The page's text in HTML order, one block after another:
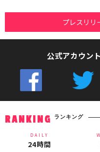
プレスリリ
公式アカウン
RANKING ランキング
DAILY
24時間